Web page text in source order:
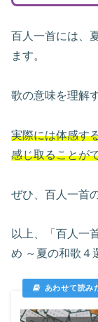
百人一首には、
ます。
歌の意味を理解
実際には体感す
感じ取ることが
ぜひ、百人一首
以上、「百人一
め ～夏の和歌４